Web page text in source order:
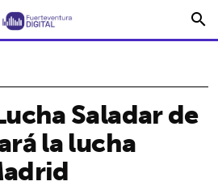
search
Saladar de
la lucha